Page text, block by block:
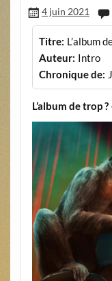
4 juin 2021
Titre: L’album
Auteur: Intro
Chronique de:
L’album de trop